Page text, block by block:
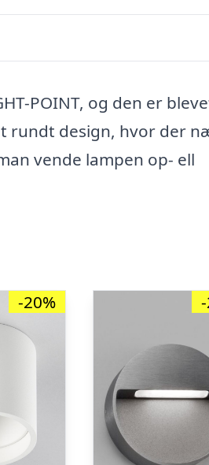
POINT, og den er
rundt design, hvor der
vende lampen op- ell
-20%